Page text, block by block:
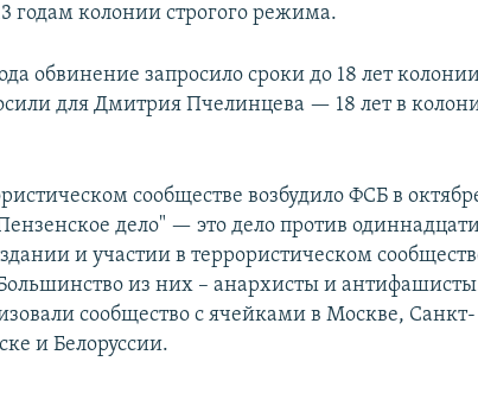
годам колонии строгого режима.
обвинение запросило сроки до 18 лет
для Дмитрия Пчелинцева — 18 лет в
сообществе возбудило ФСБ в
дело" — это дело против
и участии в террористическом
из них – анархисты и
сообщество с ячейками в Москве, Санкт-
и Белоруссии.